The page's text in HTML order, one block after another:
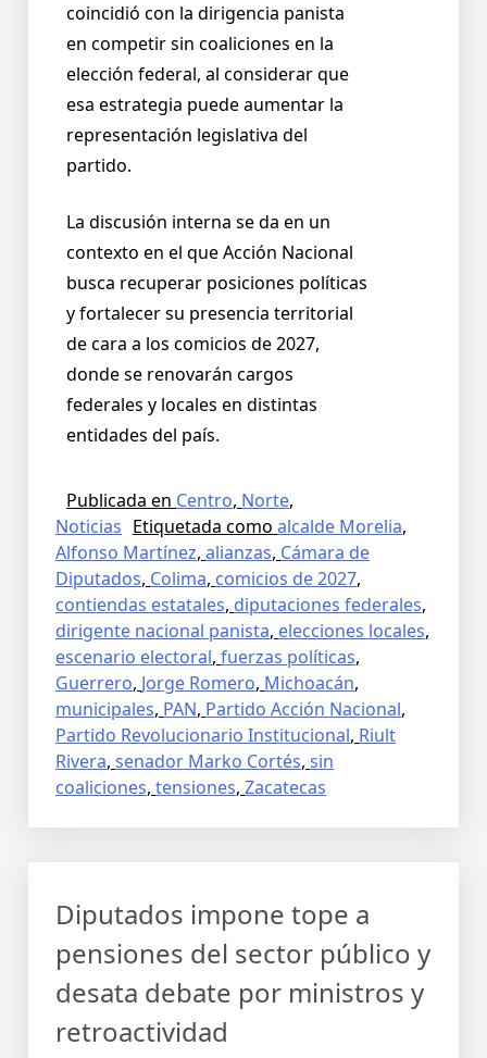
coincidió con la dirigencia panista
en competir sin coaliciones en la
elección federal, al considerar que
esa estrategia puede aumentar la
representación legislativa del
partido.
La discusión interna se da en un
contexto en el que Acción Nacional
busca recuperar posiciones políticas
y fortalecer su presencia territorial
de cara a los comicios de 2027,
donde se renovarán cargos
federales y locales en distintas
entidades del país.
Publicada en Centro, Norte,
Noticias Etiquetada como alcalde Morelia,
Alfonso Martínez, alianzas, Cámara de
Diputados, Colima, comicios de 2027,
contiendas estatales, diputaciones federales,
dirigente nacional panista, elecciones locales,
escenario electoral, fuerzas políticas,
Guerrero, Jorge Romero, Michoacán,
municipales, PAN, Partido Acción Nacional,
Partido Revolucionario Institucional, Riult
Rivera, senador Marko Cortés, sin
coaliciones, tensiones, Zacatecas
Diputados impone tope a
pensiones del sector público y
desata debate por ministros y
retroactividad